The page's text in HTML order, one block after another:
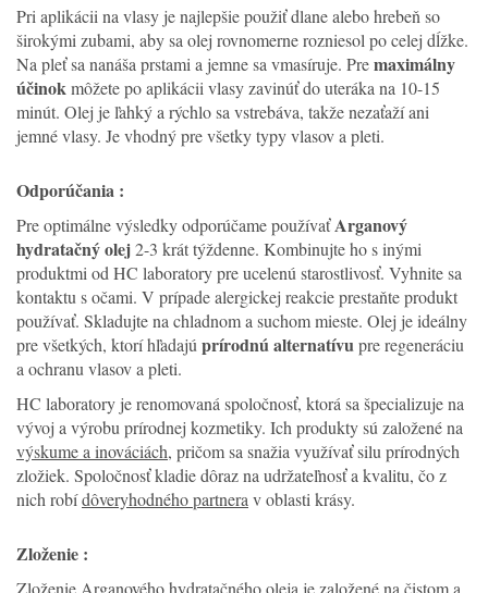
Pri aplikácii na vlasy je najlepšie použiť dlane alebo hrebeň so
širokými zubami, aby sa olej rovnomerne rozniesol po celej dĺžke.
Na pleť sa nanáša prstami a jemne sa vmasíruje. Premaximálny
účinokmôžete po aplikácii vlasy zavinúť do uteráka na 10-15
minút. Olej je ľahký a rýchlo sa vstrebáva, takže nezaťaží ani
jemné vlasy. Je vhodný pre všetky typy vlasov a pleti.
Odporúčania :
Pre optimálne výsledky odporúčame používaťArganový
hydratačný olej2-3 krát týždenne. Kombinujte ho s inými
produktmi od HC laboratory pre ucelenú starostlivosť. Vyhnite sa
kontaktu s očami. V prípade alergickej reakcie prestaňte produkt
používať. Skladujte na chladnom a suchom mieste. Olej je ideálny
pre všetkých, ktorí hľadajú prírodnú alternatívupre regeneráciu
a ochranu vlasov a pleti.
HC laboratory je renomovaná spoločnosť, ktorá sa špecializuje na
vývoj a výrobu prírodnej kozmetiky. Ich produkty sú založené na
výskume a inováciách, pričom sa snažia využívať silu prírodných
zložiek. Spoločnosť kladie dôraz na udržateľnosť a kvalitu, čo z
nich robídôveryhodného partnera v oblasti krásy.
Zloženie :
Zloženie Arganového hydratačného oleja je založené na čistom a